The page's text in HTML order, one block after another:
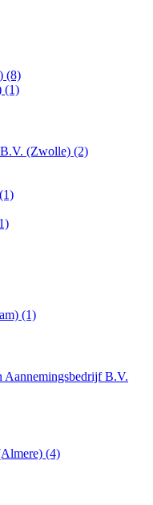
(8)
(1)
(Zwolle) (2)
(1)
Aannemingsbedrijf B.V.
(4)